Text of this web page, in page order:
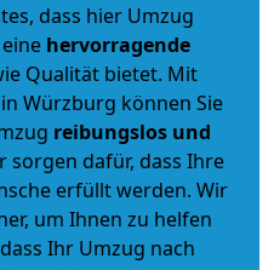
dass hier Umzug
hervorragende
Qualität bietet. Mit
Würzburg können Sie
reibungslos und
dafür, dass Ihre
erfüllt werden. Wir
um Ihnen zu helfen
Ihr Umzug nach